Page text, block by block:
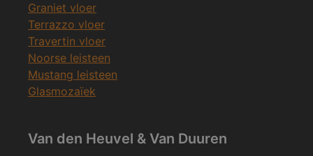
Graniet vloer
Terrazzo vloer
Travertin vloer
Noorse leisteen
Mustang leisteen
Glasmozaïek
Van den Heuvel & Van Duuren